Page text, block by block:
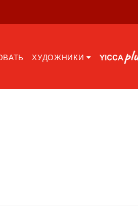
ХУДОЖНИКИ